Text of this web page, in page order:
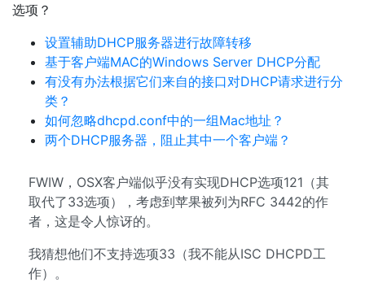
选项？
设置辅助DHCP服务器进行故障转移
基于客户端MAC的Windows Server DHCP分配
有没有办法根据它们来自的接口对DHCP请求进行分
类？
如何忽略dhcpd.conf中的一组Mac地址？
两个DHCP服务器，阻止其中一个客户端？
FWIW，OSX客户端似乎没有实现DHCP选项121（其
取代了33选项），考虑到苹果被列为RFC 3442的作
者，这是令人惊讶的。
我猜想他们不支持选项33（我不能从ISC DHCPD工
作）。